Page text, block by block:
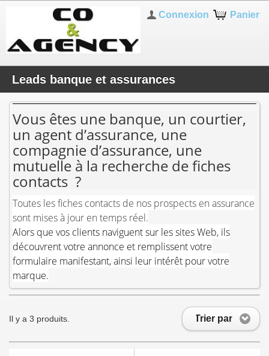
Panier
Connexion
Leads banque et assurances
Vous êtes une banque, un courtier,
un agent d’assurance, une
compagnie d’assurance, une
mutuelle à la recherche de fiches
contacts ?
Toutes les fiches contacts de nos prospects en assurance
sont mises à jour en temps réel.
Alors que vos clients naviguent sur les sites Web, ils
découvrent votre annonce et remplissent votre
formulaire manifestant, ainsi leur intérêt pour votre
marque.
Trier par
Il y a 3 produits.